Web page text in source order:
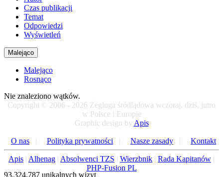
Czas publikacji
Temat
Odpowiedzi
Wyświetleń
Malejąco
Malejąco
Rosnąco
Nie znaleziono wątków.
Copyright © 2006 - 2026 Żegluga śródlądowa wczoraj, dziś, jutro
w Polsce i Europie
Graphic design by Apis
O nas | Polityka prywatności | Nasze zasady | Kontakt
Apis | Alhenag | Absolwenci TZS | Wierzbnik | Rada Kapitanów |
PHP-Fusion PL
93.324.787 unikalnych wizyt